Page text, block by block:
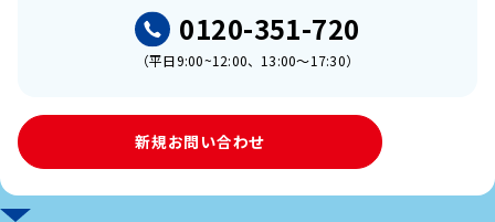
0120-351-720
（平日9:00~12:00、13:00～17:30）
新規お問い合わせ